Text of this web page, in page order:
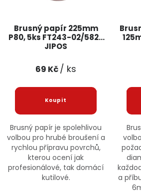
Brusný papír 225mm
P80, 5ks FT243-02/5823
JIPOS
69 Kč/ ks
Brusný papír je spolehlivou
volbou pro hrubé broušení a
rychlou přípravu povrchů,
kterou ocení jak
profesionálové, tak domácí
kutilové.
a